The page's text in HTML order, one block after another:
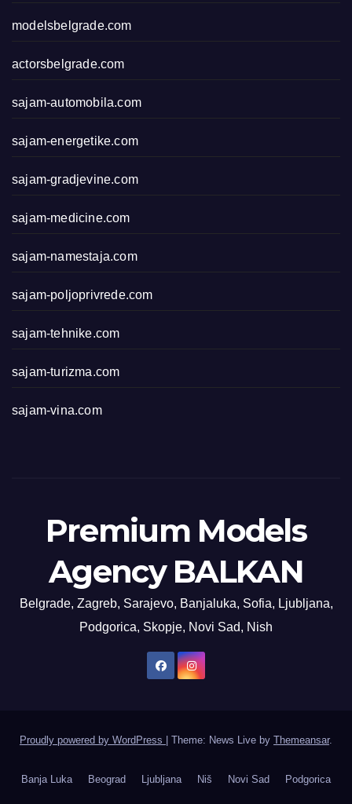
modelsbelgrade.com
actorsbelgrade.com
sajam-automobila.com
sajam-energetike.com
sajam-gradjevine.com
sajam-medicine.com
sajam-namestaja.com
sajam-poljoprivrede.com
sajam-tehnike.com
sajam-turizma.com
sajam-vina.com
Premium Models
Agency BALKAN
Belgrade, Zagreb, Sarajevo, Banjaluka, Sofia, Ljubljana,
Podgorica, Skopje, Novi Sad, Nish
Proudly powered by WordPress Theme: News Live by Themeansar.
Banja Luka Beograd Ljubljana Niš Novi Sad Podgorica